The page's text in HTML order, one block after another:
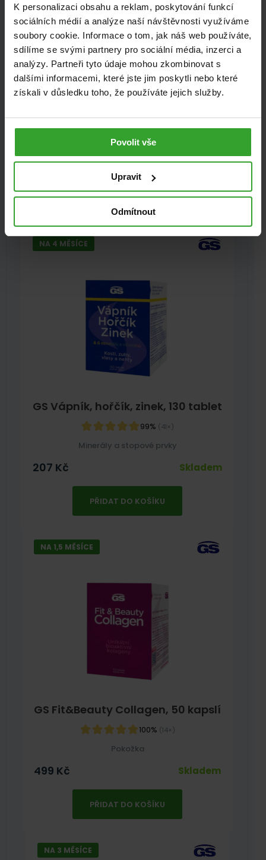
K personalizaci obsahu a reklam, poskytování funkcí
sociálních médií a analýze naší návštěvnosti využíváme
soubory cookie. Informace o tom, jak náš web používáte,
sdílíme se svými partnery pro sociální média, inzerci a
analýzy. Partneři tyto údaje mohou zkombinovat s
dalšími informacemi, které jste jim poskytli nebo které
získali v důsledku toho, že používáte jejich služby.
Povolit vše
Upravit
Odmítnout
Klouby
499Kč Skladem
PŘIDAT DO KOŠÍKU
GS Vápník, hořčík, zinek, 130 tablet
99% (41×)
NA 4 MĚSÍCE
Minerály a stopové prvky
207 Kč Skladem
PŘIDAT DO KOŠÍKU
GS Fit&Beauty Collagen, 50 kapslí
100% (14×)
NA 1,5 MĚSÍCE
Pokožka
499 Kč Skladem
PŘIDAT DO KOŠÍKU
NA 3 MĚSÍCE